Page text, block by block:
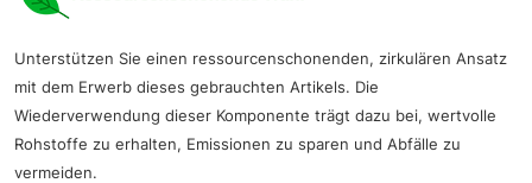
Unterstützen Sie einen ressourcenschonenden, zirkulären Ansatz
mit dem Erwerb dieses gebrauchten Artikels. Die
Wiederverwendung dieser Komponente trägt dazu bei, wertvolle
Rohstoffe zu erhalten, Emissionen zu sparen und Abfälle zu
vermeiden.